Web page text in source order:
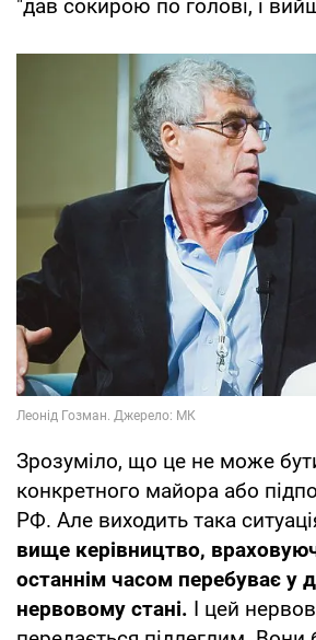
"дав сокирою по голові, і
Зрозуміло, що це не може
конкретного майора або
РФ. Але виходить така
вище керівництво,
останнім часом перебуває у
нервовому стані. І цей